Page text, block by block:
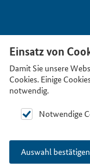
Einsatz von
Damit Sie unsere
Cookies. Einige
notwendig.
Notwendige
Auswahl bestätigen